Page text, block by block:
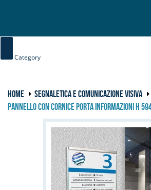
Category
HOME SEGNALETICA E COMUNICAZIONE VISIVA
PANNELLO CON CORNICE PORTA INFORMAZIONI H